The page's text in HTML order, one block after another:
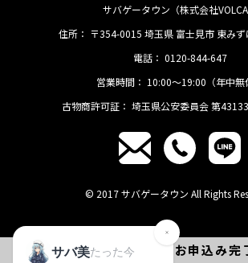
サバゲータウン（株式会社VOLCA
住所： 〒354-0015 埼玉県 富士見市 東み
電話： 0120-844-647
営業時間： 10:00〜19:00（年中無
古物商許可証： 埼玉県公安委員会 第
© 2017 サバゲータウン All Rights
たった でお申込み完